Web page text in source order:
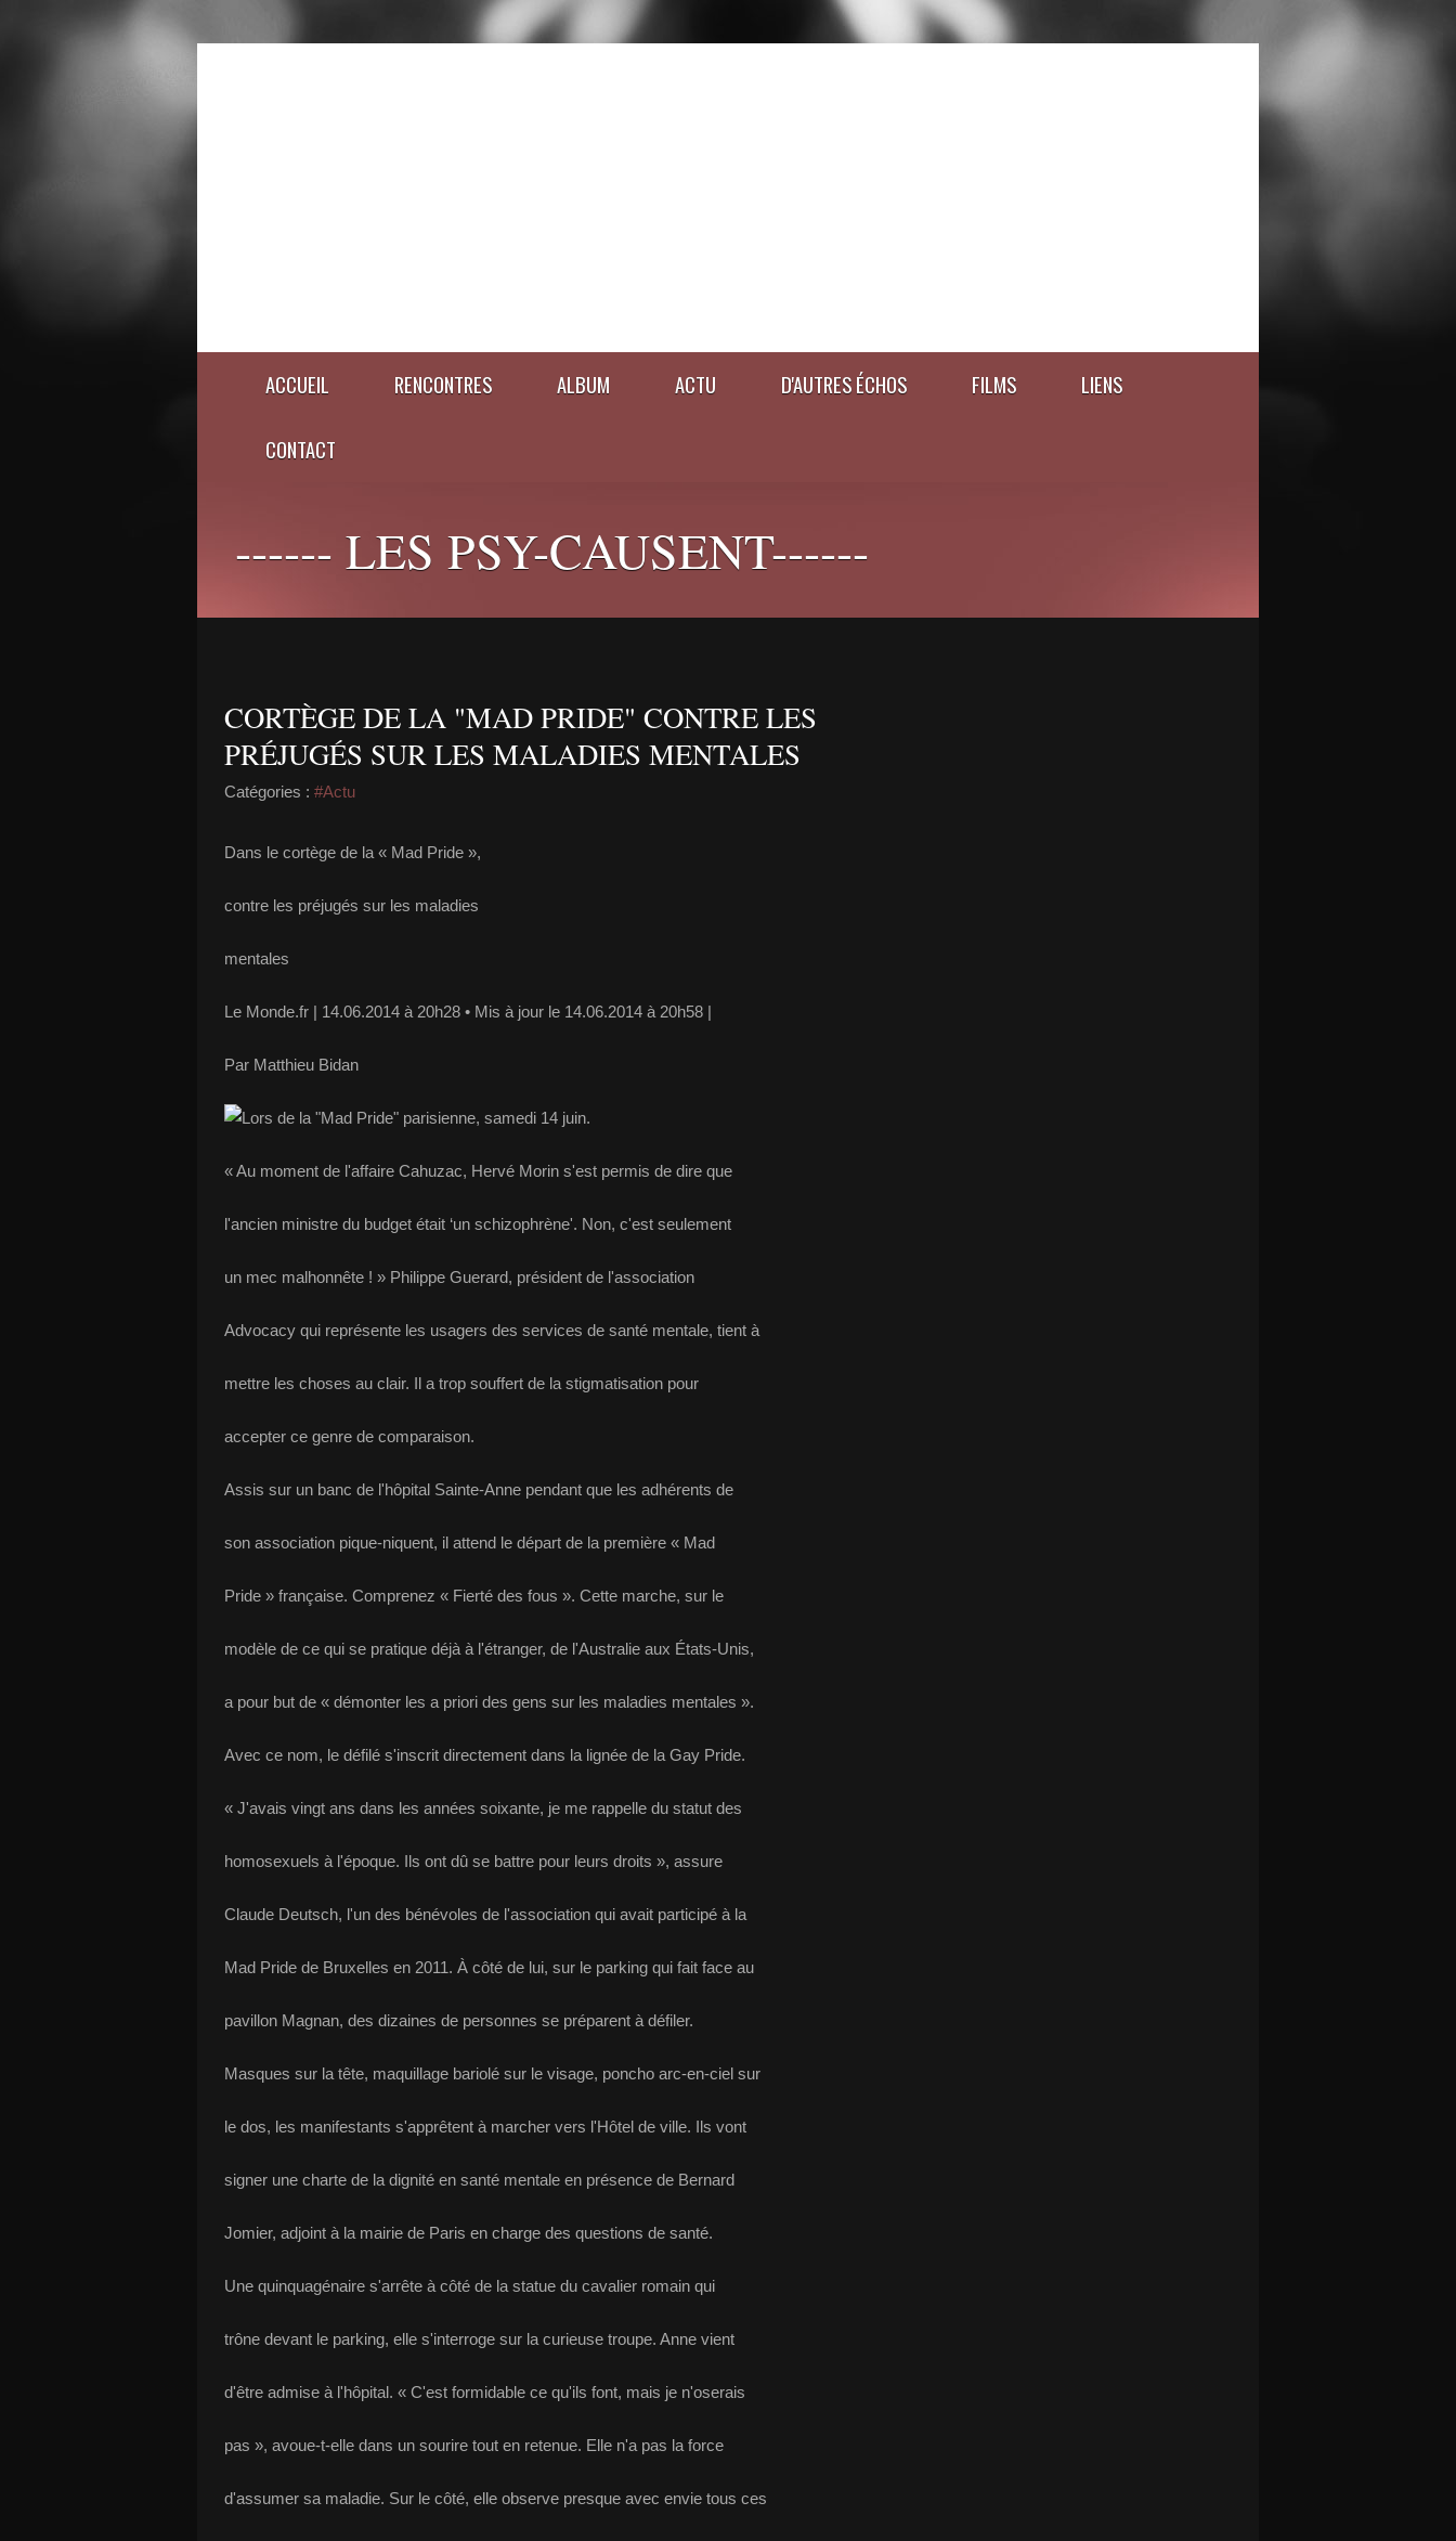
ACCUEIL RENCONTRES ALBUM ACTU D'AUTRES ÉCHOS FILMS LIENS
CONTACT
------ LES PSY-CAUSENT------
CORTÈGE DE LA "MAD PRIDE" CONTRE LES
PRÉJUGÉS SUR LES MALADIES MENTALES
Catégories : #Actu
Dans le cortège de la « Mad Pride »,
contre les préjugés sur les maladies
mentales
Le Monde.fr | 14.06.2014 à 20h28 • Mis à jour le 14.06.2014 à 20h58 |
Par Matthieu Bidan
« Au moment de l'affaire Cahuzac, Hervé Morin s'est permis de dire que
l'ancien ministre du budget était ‘un schizophrène'. Non, c'est seulement
un mec malhonnête ! » Philippe Guerard, président de l'association
Advocacy qui représente les usagers des services de santé mentale, tient à
mettre les choses au clair. Il a trop souffert de la stigmatisation pour
accepter ce genre de comparaison.
Assis sur un banc de l'hôpital Sainte-Anne pendant que les adhérents de
son association pique-niquent, il attend le départ de la première « Mad
Pride » française. Comprenez « Fierté des fous ». Cette marche, sur le
modèle de ce qui se pratique déjà à l'étranger, de l'Australie aux États-Unis,
a pour but de « démonter les a priori des gens sur les maladies mentales ».
Avec ce nom, le défilé s'inscrit directement dans la lignée de la Gay Pride.
« J'avais vingt ans dans les années soixante, je me rappelle du statut des
homosexuels à l'époque. Ils ont dû se battre pour leurs droits », assure
Claude Deutsch, l'un des bénévoles de l'association qui avait participé à la
Mad Pride de Bruxelles en 2011. À côté de lui, sur le parking qui fait face au
pavillon Magnan, des dizaines de personnes se préparent à défiler.
Masques sur la tête, maquillage bariolé sur le visage, poncho arc-en-ciel sur
le dos, les manifestants s'apprêtent à marcher vers l'Hôtel de ville. Ils vont
signer une charte de la dignité en santé mentale en présence de Bernard
Jomier, adjoint à la mairie de Paris en charge des questions de santé.
Une quinquagénaire s'arrête à côté de la statue du cavalier romain qui
trône devant le parking, elle s'interroge sur la curieuse troupe. Anne vient
d'être admise à l'hôpital. « C'est formidable ce qu'ils font, mais je n'oserais
pas », avoue-t-elle dans un sourire tout en retenue. Elle n'a pas la force
d'assumer sa maladie. Sur le côté, elle observe presque avec envie tous ces